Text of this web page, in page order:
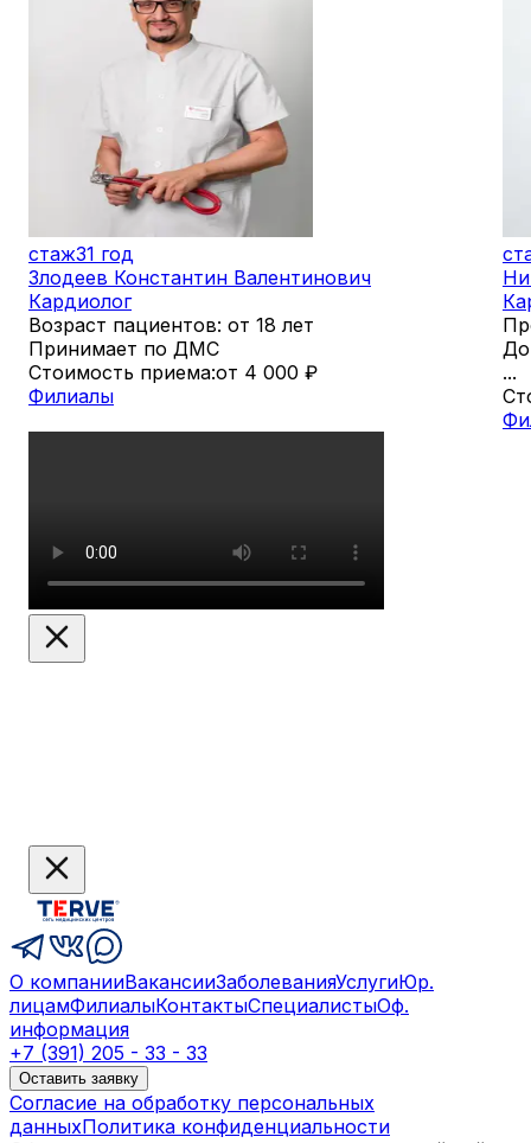
стаж31 год
Злодеев Константин Валентинович
Кардиолог
Возраст пациентов: от 18 лет
Принимает по ДМС
Стоимость приема:от 4 000 ₽
Филиалы
...
О компанииВакансииЗаболеванияУслугиЮр.
лицамФилиалыКонтактыСпециалистыОф.
информация
+7 (391) 205 - 33 - 33
Оставить заявку
Согласие на обработку персональных
данныхПолитика конфиденциальности